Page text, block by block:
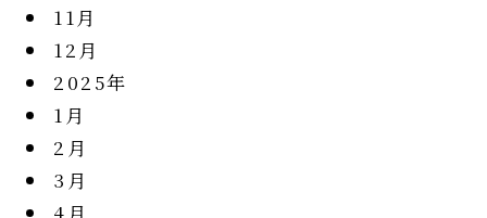
11月
12月
2025年
1月
2月
3月
4月